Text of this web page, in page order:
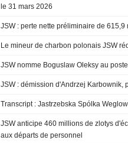
le 31 mars 2026
JSW : perte nette préliminaire de
Le mineur de charbon polonais JSW
JSW nomme Boguslaw Oleksy au
JSW : démission d'Andrzej Karbownik,
Transcript : Jastrzebska Spólka
JSW anticipe 460 millions de zlotys
aux départs de personnel